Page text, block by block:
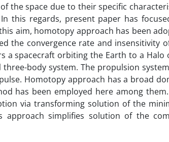
the space due to their specific
this regards, present paper has
aim, homotopy approach has been
the convergence rate and insensitivity
a spacecraft orbiting the Earth to a Halo
body system. The propulsion
Homotopy approach has a broad
has been employed here among
via transforming solution of the
approach simplifies solution of the